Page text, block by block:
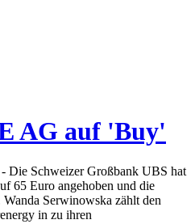
AG auf 'Buy'
Schweizer Großbank UBS hat
65 Euro angehoben und die
Serwinowska zählt den
in zu ihren